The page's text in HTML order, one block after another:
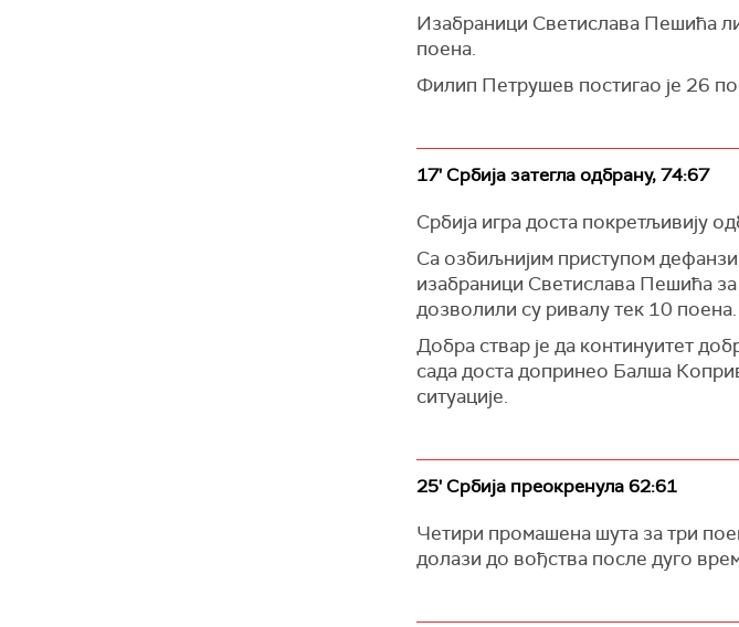
Изабраници Светислава Пешића
поена.
Филип Петрушев постигао је 26
17' Србија затегла одбрану, 74:67
Србија игра доста покретљивију
Са озбиљнијим приступом
изабраници Светислава Пешића
дозволили су ривалу тек 10 поена.
Добра ствар је да континуитет
сада доста допринео Балша
ситуације.
25' Србија преокренула 62:61
Четири промашена шута за три
долази до вођства после дуго